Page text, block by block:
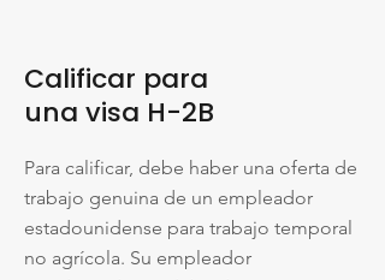
Calificar para
una visa H-2B
Para calificar, debe haber una oferta de
trabajo genuina de un empleador
estadounidense para trabajo temporal
no agrícola. Su empleador